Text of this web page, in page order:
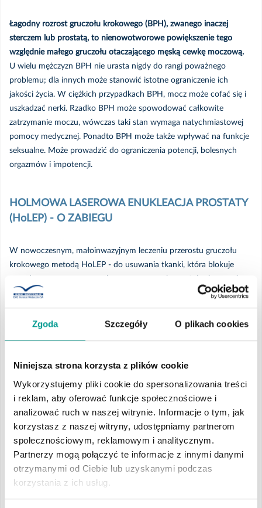
Zgoda Szczegóły O plikach cookies
Niniejsza strona korzysta z plików cookie
Wykorzystujemy pliki cookie do spersonalizowania treści
i reklam, aby oferować funkcje społecznościowe i
analizować ruch w naszej witrynie. Informacje o tym, jak
korzystasz z naszej witryny, udostępniamy partnerom
społecznościowym, reklamowym i analitycznym.
Partnerzy mogą połączyć te informacje z innymi danymi
otrzymanymi od Ciebie lub uzyskanymi podczas
korzystania z ich usług.
Bezpłatna Szkoła Rodzenia w Kwidzynie
REZUM - małoinwazyjne leczenie przerostu
prostaty
Biopsja fuzyjna prostaty
Opieka medyczna dla całej rodziny w ramach
NFZ - Poradnia Podstawowej Opieki
Zdrowotnej
Medycyna pracy
Program Dobry Posiłek
Łagodny rozrost gruczołu krokowego (BPH), zwanego inaczej
sterczem lub prostatą, to nienowotworowe powiększenie tego
względnie małego gruczołu otaczającego męską cewkę moczową.
U wielu mężczyzn BPH nie urasta nigdy do rangi poważnego
problemu; dla innych może stanowić istotne ograniczenie ich
jakości życia. W ciężkich przypadkach BPH, mocz może cofać się i
uszkadzać nerki. Rzadko BPH może spowodować całkowite
zatrzymanie moczu, wówczas taki stan wymaga natychmiastowej
pomocy medycznej. Ponadto BPH może także wpływać na funkcje
seksualne. Może prowadzić do ograniczenia potencji, bolesnych
orgazmów i impotencji.
HOLMOWA LASEROWA ENUKLEACJA PROSTATY
(HoLEP) - O ZABIEGU
W nowoczesnym, małoinwazyjnym leczeniu przerostu gruczołu
krokowego metodą HoLEP - do usuwania tkanki, która blokuje
lasera. Zabieg zapewnia skuteczne leczenie nawet mężczyznom z
poważnie powiększoną prostatą. Podczas HoLEPu usuwa się
rozrośniętą tkankę gruczołową i jednocześnie pozwala zachować
diagnostyce raka prostaty.
DLACZEGO WARTO WYBRAĆ METODĘ HoLEP?